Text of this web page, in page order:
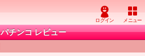
パチンコ レビュー